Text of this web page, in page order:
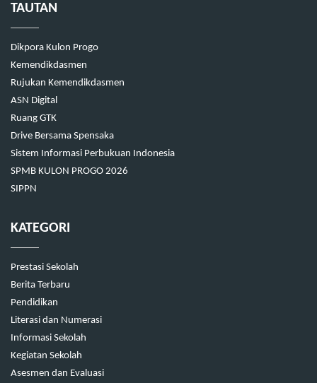
TAUTAN
Dikpora Kulon Progo
Kemendikdasmen
Rujukan Kemendikdasmen
ASN Digital
Ruang GTK
Drive Bersama Spensaka
Sistem Informasi Perbukuan Indonesia
SPMB KULON PROGO 2026
SIPPN
KATEGORI
Prestasi Sekolah
Berita Terbaru
Pendidikan
Literasi dan Numerasi
Informasi Sekolah
Kegiatan Sekolah
Asesmen dan Evaluasi